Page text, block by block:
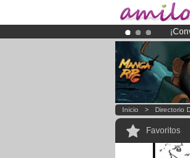
¡El
Inicio > Directorio
Favoritos